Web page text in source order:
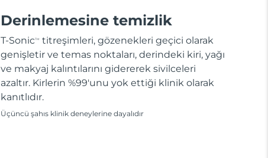
Derinlemesine temizlik
T-SonicTM
titreşimleri, gözenekleri geçici olarak
genişletir ve temas noktaları, derindeki kiri, yağı
ve makyaj kalıntılarını gidererek sivilceleri
azaltır. Kirlerin %99'unu yok ettiği klinik olarak
kanıtlıdır.
Üçüncü şahıs klinik deneylerine dayalıdır